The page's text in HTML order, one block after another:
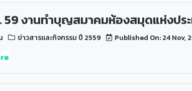
59 งานทำบุญสมาคมห้องสมุดแห่งปร
ข่าวสารและกิจกรรม ปี 2559 Published On: 24 Nov,